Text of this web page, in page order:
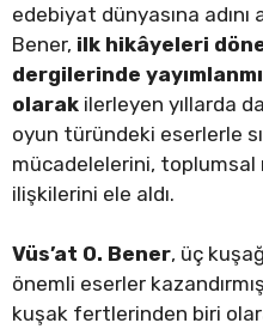
edebiyat dünyasına adını
Bener, ilk hikâyeleri
dergilerinde
olarak ilerleyen yıllarda
oyun türündeki eserlerle
mücadelelerini, toplumsal
ilişkilerini ele aldı.
Vüs’at O. Bener, üç
önemli eserler kazandırmış
kuşak fertlerinden biri